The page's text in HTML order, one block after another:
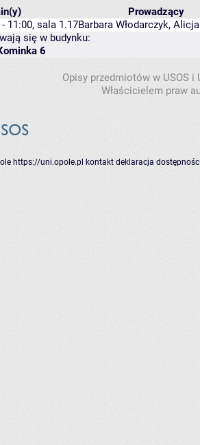
Prowadzący
11:00, sala 1.17Barbara Włodarczyk,
się w budynku:
6
Opisy przedmiotów w USOS
Właścicielem praw
https://uni.opole.pl kontakt deklaracja